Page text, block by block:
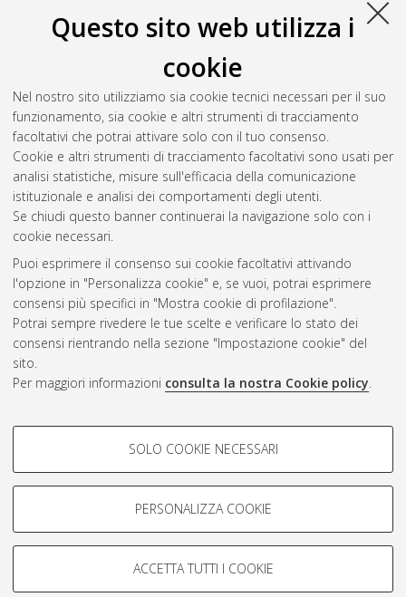
Questo sito web utilizza i
cookie
Nel nostro sito utilizziamo sia cookie tecnici necessari per il suo
funzionamento, sia cookie e altri strumenti di tracciamento
facoltativi che potrai attivare solo con il tuo consenso.
Cookie e altri strumenti di tracciamento facoltativi sono usati per
analisi statistiche, misure sull'efficacia della comunicazione
istituzionale e analisi dei comportamenti degli utenti.
Se chiudi questo banner continuerai la navigazione solo con i
cookie necessari.
Puoi esprimere il consenso sui cookie facoltativi attivando
l'opzione in "Personalizza cookie" e, se vuoi, potrai esprimere
consensi più specifici in "Mostra cookie di profilazione".
Potrai sempre rivedere le tue scelte e verificare lo stato dei
consensi rientrando nella sezione "Impostazione cookie" del
sito.
Per maggiori informazioni consulta la nostra Cookie policy.
COOKIE DI PROFILAZIONE -
Si tratta di cookie utilizzati per analizzare le caratteristiche della
navigazione degli utenti, creare profili in base al loro comportamento
Mostra cookie di profilazione
COOKIE TECNICI - NECESSARI
SOLO COOKIE NECESSARI
PERSONALIZZA COOKIE
ACCETTA TUTTI I COOKIE
Zoli, Matteo (2019) Predictive Factors of Biological Behaviour
, [Dissertation thesis], Alma Mater
Studiorum Università di Bologna. Dottorato di ricerca in
Scienze biomediche e neuromotorie, 31 Ciclo. DOI
10.6092/unibo/amsdottorato/8761.
Questa lista e' stata generata il Wed Aug 5 20:49:56 2026
Atom
Rss 1.0
Rss 2.0
ISSN: 2038-7946
Impostazioni Cookie
Informativa sulla privacy
Condizioni d’uso del sito